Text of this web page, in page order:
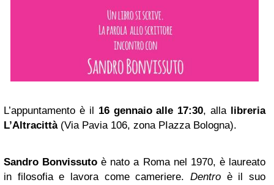
L’appuntamento è il 16 gennaio alle 17:30, alla
libreria
L’Altracittà(Via Pavia 106, zona PIazza Bologna).
Sandro Bonvissuto è nato a Roma nel 1970, è laureato
in filosofia e lavora come cameriere. Dentro è il suo